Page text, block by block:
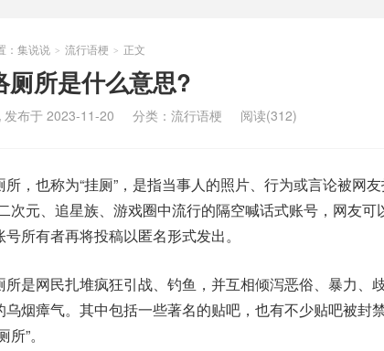
： 集说说 > 流行语梗 > 正文
厕所是什么意思?
发布于 2023-11-20 分类： 流行语梗 阅读(312)
所，也称为“挂厕”，是指当事人的照片、行为或言论被网
次元、追星族、游戏圈中流行的隔空喊话式账号，网友
号所有者再将投稿以匿名形式发出。
所是网民扎堆疯狂引战、钓鱼，并互相倾泻恶俗、暴力、
乌烟瘴气。其中包括一些著名的贴吧，也有不少贴吧被封
所”。